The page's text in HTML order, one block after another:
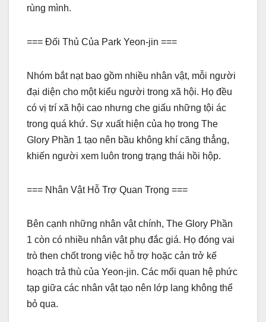
rùng mình.
=== Đối Thủ Của Park Yeon-jin ===
Nhóm bắt nạt bao gồm nhiều nhân vật, mỗi người
đại diện cho một kiểu người trong xã hội. Họ đều
có vị trí xã hội cao nhưng che giấu những tội ác
trong quá khứ. Sự xuất hiện của họ trong The
Glory Phần 1 tạo nên bầu không khí căng thẳng,
khiến người xem luôn trong trạng thái hồi hộp.
=== Nhân Vật Hỗ Trợ Quan Trọng ===
Bên cạnh những nhân vật chính, The Glory Phần
1 còn có nhiều nhân vật phụ đắc giá. Họ đóng vai
trò then chốt trong việc hỗ trợ hoặc cản trở kế
hoạch trả thù của Yeon-jin. Các mối quan hệ phức
tạp giữa các nhân vật tạo nên lớp lang không thể
bỏ qua.